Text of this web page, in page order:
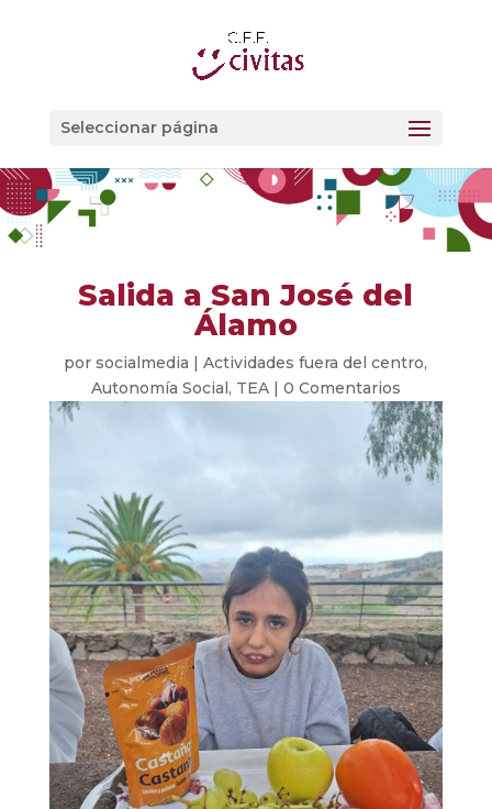
Seleccionar página
Salida a San José del
Álamo
porsocialmedia |Actividades fuera del centro,
Autonomía Social, TEA| 0 Comentarios